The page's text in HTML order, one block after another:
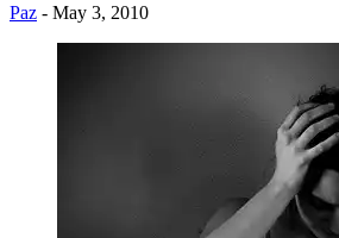
Paz - May 3, 2010